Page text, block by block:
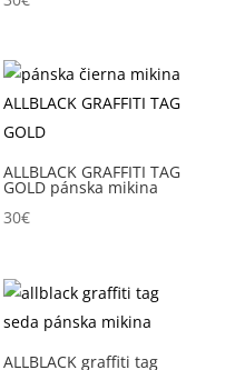
ALLBLACK GRAFFITI TAG
GOLD pánska mikina
30€
ALLBLACK graffiti tag